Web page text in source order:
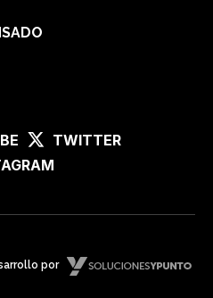
TWITTER
por